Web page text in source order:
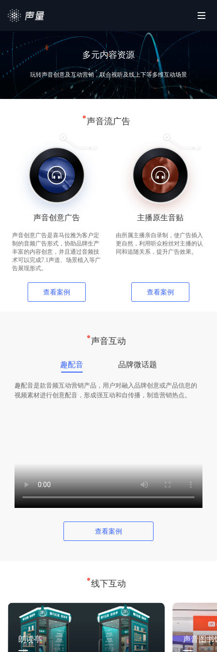
首页
产品平台
营销资源
多元内容资源
玩转声音创意及互动营销，联合视听及线上下等多维互动场景
声音流广告
声音创意广告
声音创意广告是喜马拉雅为客户定
制的音频广告形式，协助品牌生产
丰富的内容创意，并且通过音频技
术可以完成7.1声道、场景植入等广
告展现形式。
查看案例
主播原生音贴
由所属主播亲自录制，使广告插入
更自然，利用听众粉丝对主播的认
同和追随关系，提升广告效果。
查看案例
声音互动
趣配音 品牌微话题
趣配音是款音频互动营销产品，用户对融入品牌创意或产品信息的
视频素材进行创意配音，形成强互动和自传播，制造营销热点。
查看案例
线下互动
朗读亭 声音图书